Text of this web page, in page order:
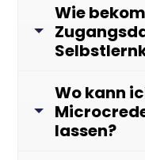
Wie
Wo kann
lassen?